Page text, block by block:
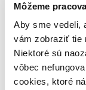
Môžeme
Aby sme vedeli,
vám zobraziť tie
Niektoré sú
vôbec
cookies, ktoré
Wisteria
Eruditio
Fortuna
Ikar (9
Wisteria